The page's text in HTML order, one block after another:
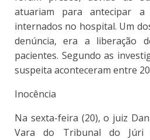
atuariam para antecipar a
internados no hospital. Um
denúncia, era a liberação
pacientes. Segundo as
suspeita aconteceram entre
Inocência
Na sexta-feira (20), o juiz
Vara do Tribunal do Júri